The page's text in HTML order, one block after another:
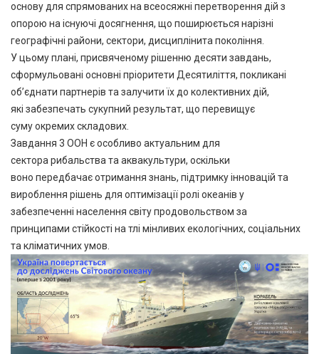
основу для спрямованих на всеосяжні перетворення дій з
опорою на існуючі досягнення, що поширюється нарізні
географічні райони, сектори, дисциплінита покоління.
У цьому плані, присвяченому рішенню десяти завдань,
сформульовані основні пріоритети Десятиліття, покликані
об’єднати партнерів та залучити їх до колективних дій,
які забезпечать сукупний результат, що перевищує
суму окремих складових.
Завдання 3 ООН є особливо актуальним для
сектора рибальства та аквакультури, оскільки
воно передбачає отримання знань, підтримку інновацій та
вироблення рішень для оптимізації ролі океанів у
забезпеченні населення світу продовольством за
принципами стійкості на тлі мінливих екологічних, соціальних
та кліматичних умов.